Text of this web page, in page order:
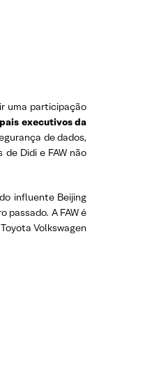
uma participação
executivos da
de dados,
Didi e FAW não
influente Beijing
passado. A FAW é
Volkswagen